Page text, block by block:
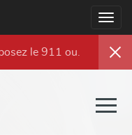
le 911 ou